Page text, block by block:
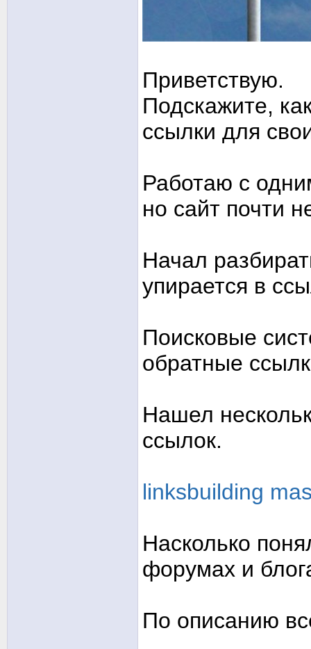
Приветствую.
Подскажите,
ссылки для
Работаю с
но сайт почти
Начал
упирается в
Поисковые
обратные
Нашел
ссылок.
linksbuilding
Насколько
форумах и
По описанию